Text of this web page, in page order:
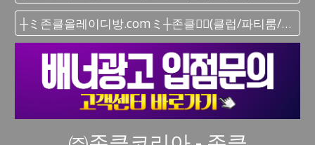
┼ミ존클올레이디방.comミ┼존클❤️‍🔥(클럽/파티룸/가라오케) - 단톡방